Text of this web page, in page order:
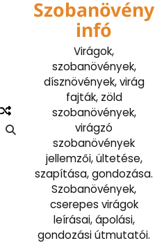
Szobanövény
infó
Virágok,
szobanövények,
dísznövények, virág
fajták, zöld
szobanövények,
virágzó
szobanövények
jellemzői, ültetése,
szapítása, gondozása.
Szobanövények,
cserepes virágok
leírásai, ápolási,
gondozási útmutatói.